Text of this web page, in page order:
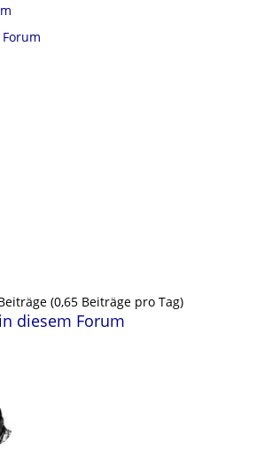
(0,65 Beiträge pro Tag)
diesem Forum